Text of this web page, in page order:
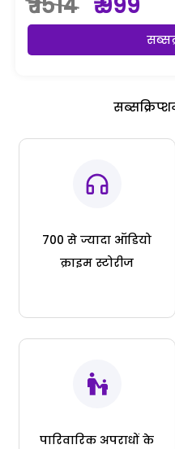
700 से ज्यादा ऑडियो
क्राइम स्टोरीज
पारिवारिक अपराधों के